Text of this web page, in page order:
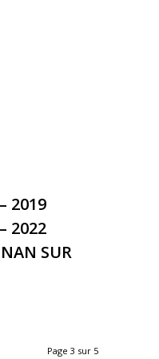
2019
2022
SUR
Page 3 sur 5